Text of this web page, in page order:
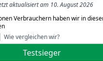
aktualisiert am 10. August 2026
Verbrauchern haben wir in
Wie vergleichen wir?
Testsieger